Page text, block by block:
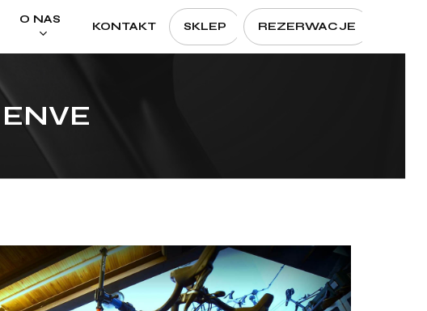
O NAS
KONTAKT SKLEP REZERWACJE